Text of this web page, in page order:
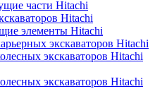
части Hitachi
Hitachi
элементы Hitachi
экскаваторов Hitachi
экскаваторов Hitachi
экскаваторов Hitachi